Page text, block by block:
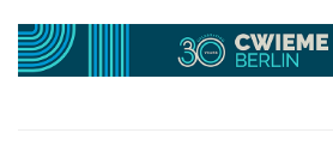
Zum
Haupt-
Inhalt